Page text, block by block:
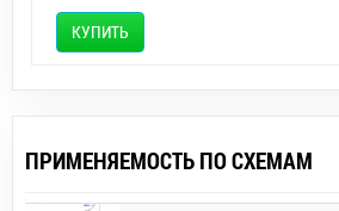
КУПИТЬ
ПРИМЕНЯЕМОСТЬ ПО СХЕМАМ